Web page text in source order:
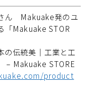
ん Makuake発のユ
「Makuake STOR
の伝統美｜工業と工
– Makuake STORE
product